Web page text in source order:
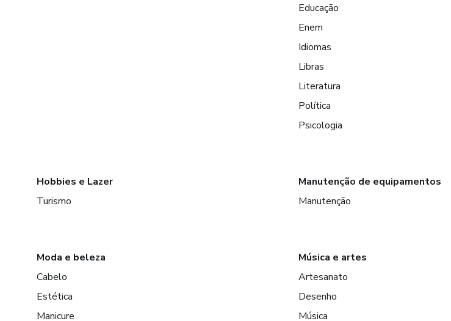
Educação
Enem
Idiomas
Libras
Literatura
Política
Psicologia
Hobbies e Lazer
Turismo
Manutenção de equipamentos
Manutenção
Moda e beleza
Cabelo
Estética
Manicure
Música e artes
Artesanato
Desenho
Música